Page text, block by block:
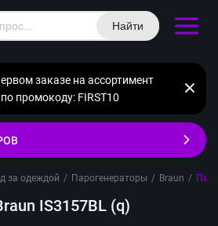
Найти
заказе на ассортимент
промокоду: FIRST10
за одеждой / Парогенераторы / Braun /
IS3157BL (q)